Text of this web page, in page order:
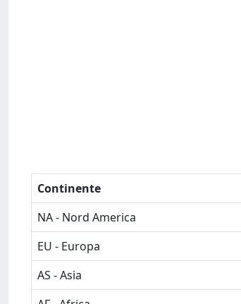
Continente
NA - Nord America
EU - Europa
AS - Asia